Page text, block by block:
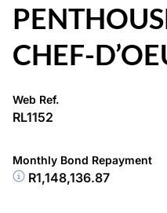
CHEF-
Web Ref.
RL1152
Monthly Bond Repayment
R1,148,136.87